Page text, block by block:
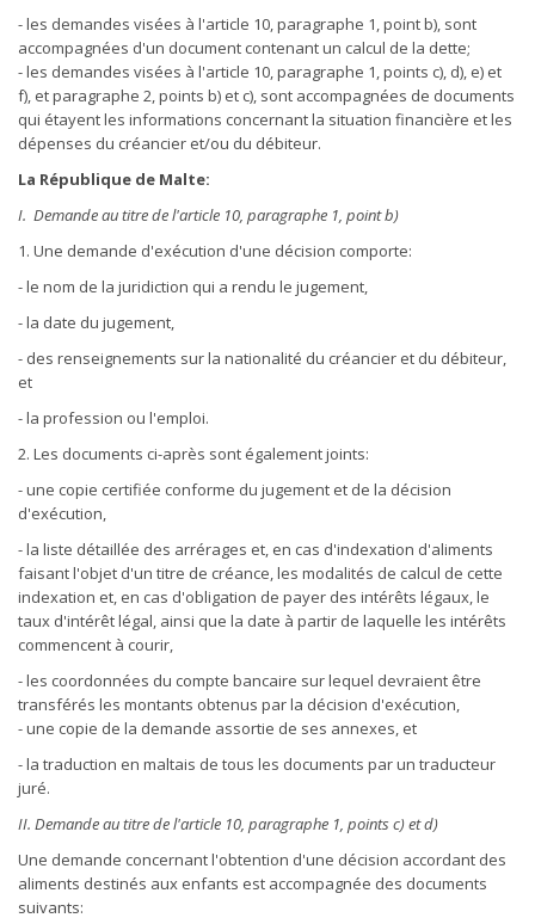
- les demandes visées à l'article 10, paragraphe 1, point b), sont
accompagnées d'un document contenant un calcul de la dette;
- les demandes visées à l'article 10, paragraphe 1, points c), d), e) et
f), et paragraphe 2, points b) et c), sont accompagnées de documents
qui étayent les informations concernant la situation financière et les
dépenses du créancier et/ou du débiteur.
La République de Malte:
I. Demande au titre de l'article 10, paragraphe 1, point b)
1. Une demande d'exécution d'une décision comporte:
- le nom de la juridiction qui a rendu le jugement,
- la date du jugement,
- des renseignements sur la nationalité du créancier et du débiteur,
et
- la profession ou l'emploi.
2. Les documents ci-après sont également joints:
- une copie certifiée conforme du jugement et de la décision
d'exécution,
- la liste détaillée des arrérages et, en cas d'indexation d'aliments
faisant l'objet d'un titre de créance, les modalités de calcul de cette
indexation et, en cas d'obligation de payer des intérêts légaux, le
taux d'intérêt légal, ainsi que la date à partir de laquelle les intérêts
commencent à courir,
- les coordonnées du compte bancaire sur lequel devraient être
transférés les montants obtenus par la décision d'exécution,
- une copie de la demande assortie de ses annexes, et
- la traduction en maltais de tous les documents par un traducteur
juré.
II. Demande au titre de l'article 10, paragraphe 1, points c) et d)
Une demande concernant l'obtention d'une décision accordant des
aliments destinés aux enfants est accompagnée des documents
suivants: